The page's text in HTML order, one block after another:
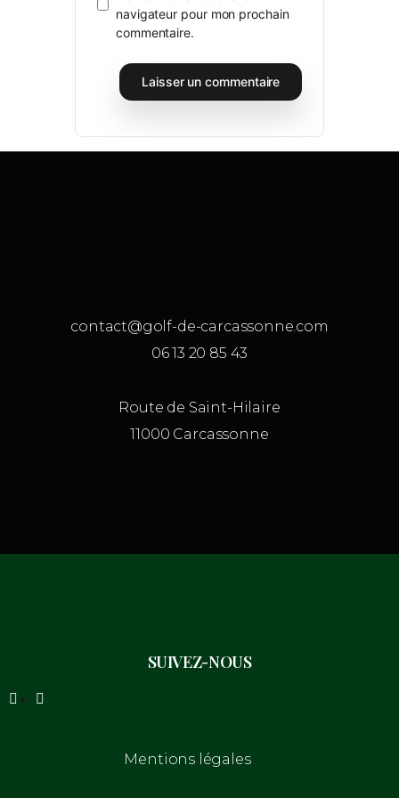
navigateur pour mon prochain
commentaire.
contact@golf-de-carcassonne.com
06 13 20 85 43
Route de Saint-Hilaire
11000 Carcassonne
SUIVEZ-NOUS
Mentions légales